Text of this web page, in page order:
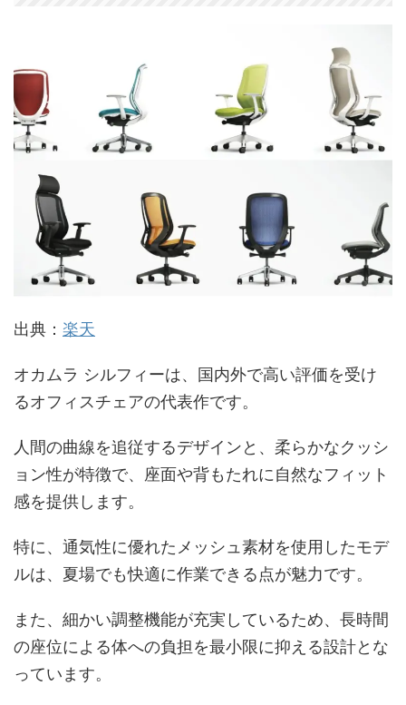
出典： 楽天
オカムラ シルフィーは、国内外で高い評価を受け
るオフィスチェアの代表作です。
人間の曲線を追従するデザインと、柔らかなクッシ
ョン性が特徴で、座面や背もたれに自然なフィット
感を提供します。
特に、通気性に優れたメッシュ素材を使用したモデ
ルは、夏場でも快適に作業できる点が魅力です。
また、細かい調整機能が充実しているため、長時間
の座位による体への負担を最小限に抑える設計とな
っています。